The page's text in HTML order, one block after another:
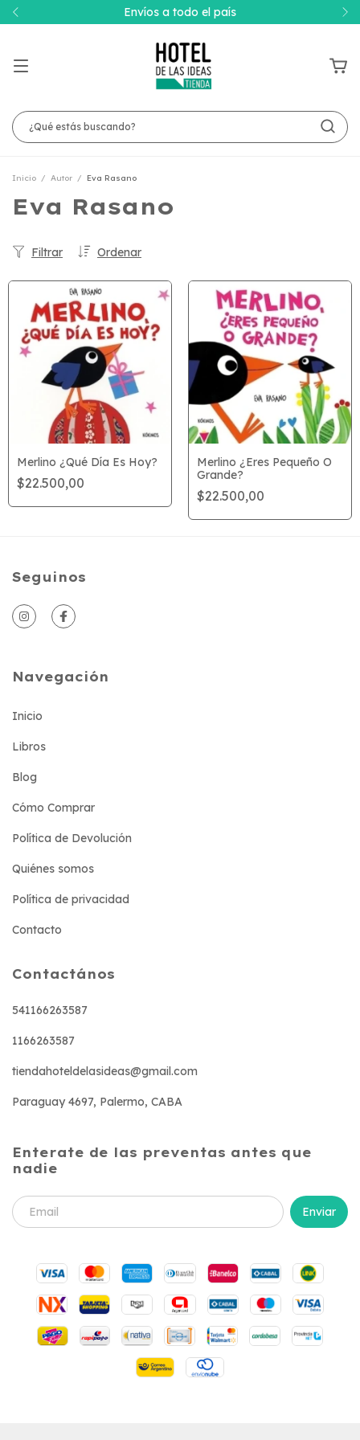
Envíos a todo el país
Inicio / Autor / Eva Rasano
Eva Rasano
Ordenar
Filtrar
Merlino ¿Qué Día Es Hoy?
$22.500,00
Merlino ¿Eres Pequeño O
Grande?
$22.500,00
Seguinos
Navegación
Inicio
Libros
Blog
Cómo Comprar
Política de Devolución
Quiénes somos
Política de privacidad
Contacto
Contactános
541166263587
1166263587
tiendahoteldelasideas@gmail.com
Paraguay 4697, Palermo, CABA
Enterate de las preventas antes que
nadie